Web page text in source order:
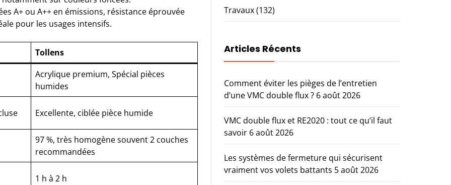
A+ ou A++ en émissions, résistance éprouvée
pour les usages intensifs.
Tollens
Acrylique premium, Spécial pièces
humides
Excellente, ciblée pièce humide
97 %, très homogène souvent 2 couches
recommandées
1 h à 2 h
Travaux(132)
Articles Récents
Comment éviter les pièges de l’entretien
d’une VMC double flux ? 6 août 2026
VMC double flux et RE2020 : tout ce qu’il faut
savoir 6 août 2026
Les systèmes de fermeture qui sécurisent
vraiment vos volets battants 5 août 2026